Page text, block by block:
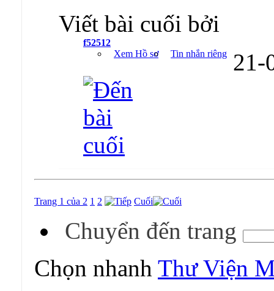
Viết bài cuối bởi
f52512
Xem Hồ sơ
Tin nhắn riêng 21-
Trang 1 của 2 1 2 Cuối
Chuyển đến trang
Chọn nhanh Thư Viện